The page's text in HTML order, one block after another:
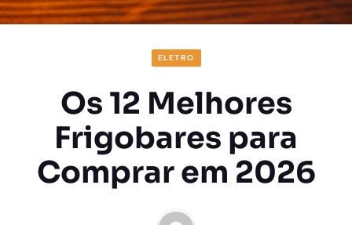
ELETRO
Os 12 Melhores
Frigobares para
Comprar em 2026